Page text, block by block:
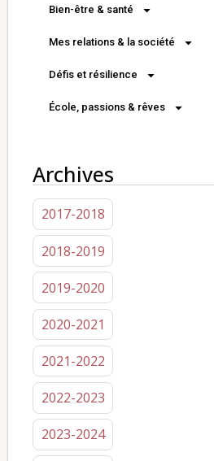
Bien-être & santé
Mes relations & la société
Défis et résilience
École, passions & rêves
Archives
2017-2018
2018-2019
2019-2020
2020-2021
2021-2022
2022-2023
2023-2024